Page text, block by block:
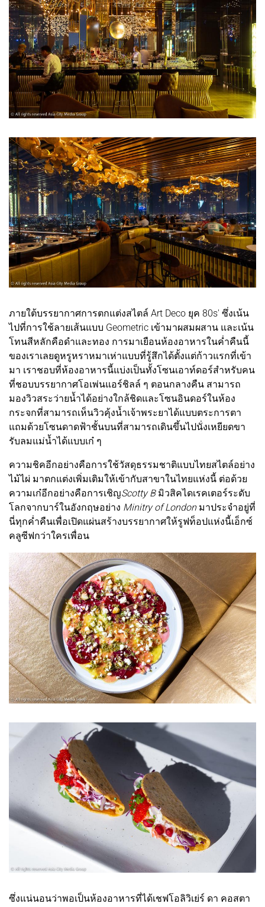
ภายใต้บรรยากาศการตกแต่งสไตล์ Art Deco ยุค 80s' ซึ่งเน้น
ไปที่การใช้ลายเส้นแบบ Geometric เข้ามาผสมผสาน และเน้น
โทนสีหลักคือดำและทอง การมาเยือนห้องอาหารในค่ำคืนนี้
ของเราเลยดูหรูหราหมาเห่าแบบที่รู้สึกได้ตั้งแต่ก้าวแรกที่เข้า
มา เราชอบที่ห้องอาหารนี้แบ่งเป็นทั้งโซนเอาท์ดอร์สำหรับคน
ที่ชอบบรรยากาศโอเพ่นแอร์ชิลล์ ๆ ตอนกลางคืน สามารถ
มองวิวสระว่ายน้ำได้อย่างใกล้ชิดและโซนอินดอร์ในห้อง
กระจกที่สามารถเห็นวิวคุ้งน้ำเจ้าพระยาได้แบบตระการตา
แถมด้วยโซนดาดฟ้าชั้นบนที่สามารถเดินขึ้นไปนั่งเหยียดขา
รับลมแม่น้ำได้แบบเก๋ ๆ
ความชิคอีกอย่างคือการใช้วัสดุธรรมชาติแบบไทยสไตล์อย่าง
ไม้ไผ่ มาตกแต่งเพิ่มเติมให้เข้ากับสาขาในไทยแห่งนี้ ต่อด้วย
ความเก๋อีกอย่างคือการเชิญScotty Bมิวสิคไดเรคเตอร์ระดับ
โลกจากบาร์ในอังกฤษอย่าง Minitry of London มาประจำอยู่ที่
นี่ทุกค่ำคืนเพื่อเปิดแผ่นสร้างบรรยากาศให้รูฟท็อปแห่งนี้เอ็กซ์
คลูซีฟกว่าใครเพื่อน
ซึ่งแน่นอนว่าพอเป็นห้องอาหารที่ได้เชฟโอลิวิเย่ร์ ดา คอสตา